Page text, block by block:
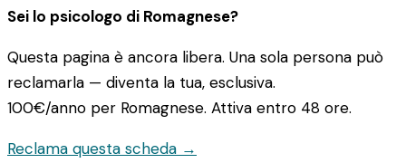
Sei lo psicologo di Romagnese?
Questa pagina è ancora libera. Una sola persona può
reclamarla — diventa la tua, esclusiva.
100€/anno per Romagnese. Attiva entro 48 ore.
Reclama questa scheda →